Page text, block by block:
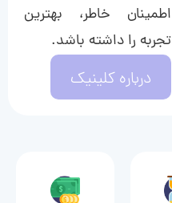
اطمینان خاطر، بهترین
تجربه را داشته باشد.
درباره کلینیک